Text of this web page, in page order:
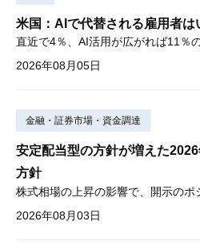
米国：AIで代替される雇用者は
2026年08月05日
金融・証券市場・資金調達
安定配当型の方針が増えた
方針
2026年08月03日